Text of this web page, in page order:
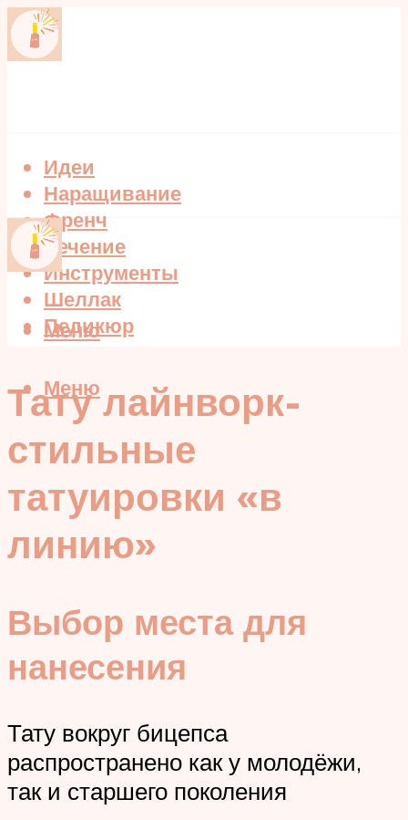
Идеи
Наращивание
Френч
Лечение
Инструменты
Шеллак
Педикюр
Меню
Меню
Тату лайнворк-
стильные
татуировки «в
линию»
Выбор места для
нанесения
Тату вокруг бицепса
распространено как у молодёжи,
так и старшего поколения